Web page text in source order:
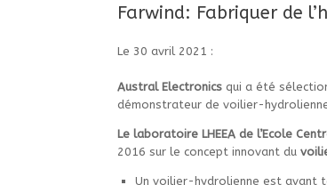
Farwind: Fabriquer de
Le 30 avril 2021 :
Austral Electronics qui a été
démonstrateur de voilier-
Le laboratoire LHEEA de l’Ecole
2016 sur le concept innovant du
Un voilier-hydrolienne est avant